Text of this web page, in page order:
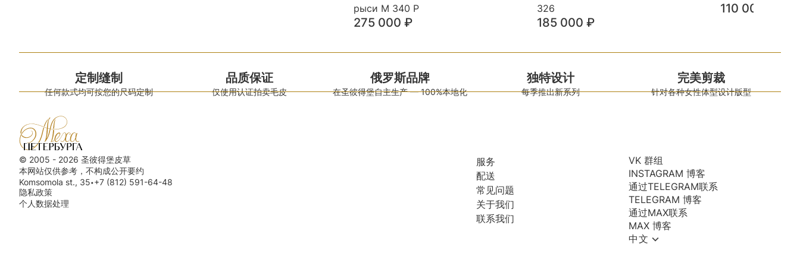
рыси М 340 Р
275 000 ₽
326
185 000 ₽
110 000
定制缝制
任何款式均可按您的尺码定制
品质保证
仅使用认证拍卖毛皮
俄罗斯品牌
在圣彼得堡自主生产 — 100%本地化
独特设计
每季推出新系列
完美剪裁
针对各种女性体型设计版型
© 2005 - 2026 圣彼得堡皮草
本网站仅供参考，不构成公开要约
Komsomola st., 35•+7 (812) 591-64-48
隐私政策
个人数据处理
服务
配送
常见问题
关于我们
联系我们
VK 群组
INSTAGRAM 博客
通过TELEGRAM联系
TELEGRAM 博客
通过MAX联系
MAX 博客
中文